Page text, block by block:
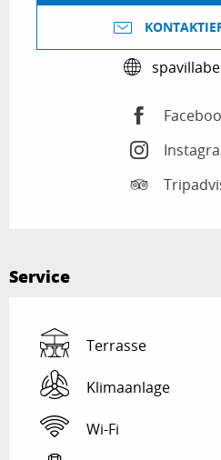
Service
Terrasse
Klimaanlage
Wi-Fi